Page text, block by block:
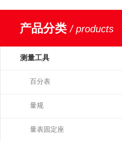
产品分类/ products
测量工具
百分表
量规
量表固定座